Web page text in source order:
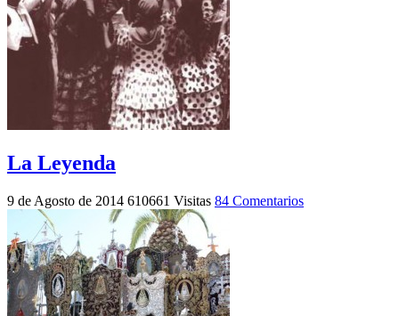
La Leyenda
9 de Agosto de 2014 610661 Visitas 84 Comentarios